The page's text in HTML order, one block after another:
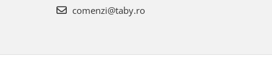
comenzi@taby.ro